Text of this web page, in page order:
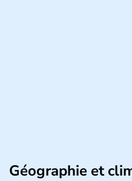
Géographie et